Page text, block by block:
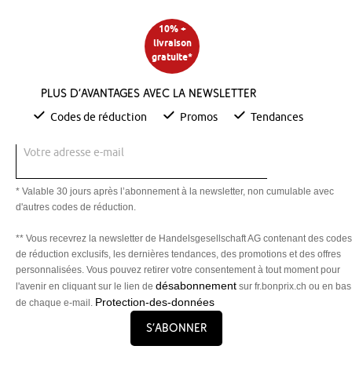
10% +
livraison
gratuite*
Plus d’avantages avec la newsletter
Codes de réduction Promos Tendances
Votre adresse e-mail
* Valable 30 jours après l’abonnement à la newsletter, non cumulable avec
d'autres codes de réduction.
** Vous recevrez la newsletter de Handelsgesellschaft AG contenant des codes
de réduction exclusifs, les dernières tendances, des promotions et des offres
personnalisées. Vous pouvez retirer votre consentement à tout moment pour
l'avenir en cliquant sur le lien de désabonnement sur fr.bonprix.ch ou en bas
de chaque e-mail. Protection-des-données
S’abonner